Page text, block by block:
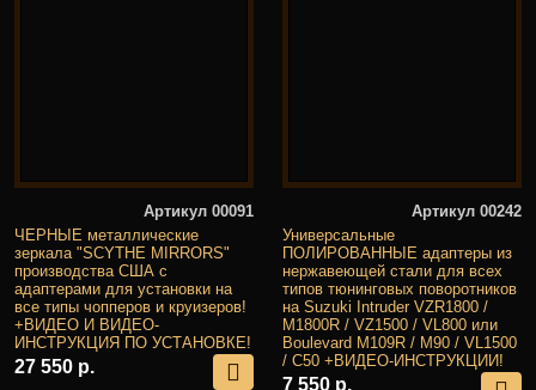
Артикул 00091
ЧЕРНЫЕ металлические
зеркала "SCYTHE MIRRORS"
производства США с
адаптерами для установки на
все типы чопперов и круизеров!
+ВИДЕО И ВИДЕО-
ИНСТРУКЦИЯ ПО УСТАНОВКЕ!
27 550 р.
Артикул 00242
Универсальные
ПОЛИРОВАННЫЕ адаптеры из
нержавеющей стали для всех
типов тюнинговых поворотников
на Suzuki Intruder VZR1800 /
M1800R / VZ1500 / VL800 или
Boulevard M109R / M90 / VL1500
/ C50 +ВИДЕО-ИНСТРУКЦИИ!
7 550 р.